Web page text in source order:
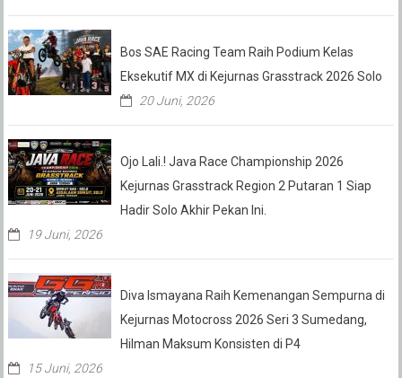
Bos SAE Racing Team Raih Podium Kelas
Eksekutif MX di Kejurnas Grasstrack 2026 Solo
20 Juni, 2026
Ojo Lali.! Java Race Championship 2026
Kejurnas Grasstrack Region 2 Putaran 1 Siap
Hadir Solo Akhir Pekan Ini.
19 Juni, 2026
Diva Ismayana Raih Kemenangan Sempurna di
Kejurnas Motocross 2026 Seri 3 Sumedang,
Hilman Maksum Konsisten di P4
15 Juni, 2026